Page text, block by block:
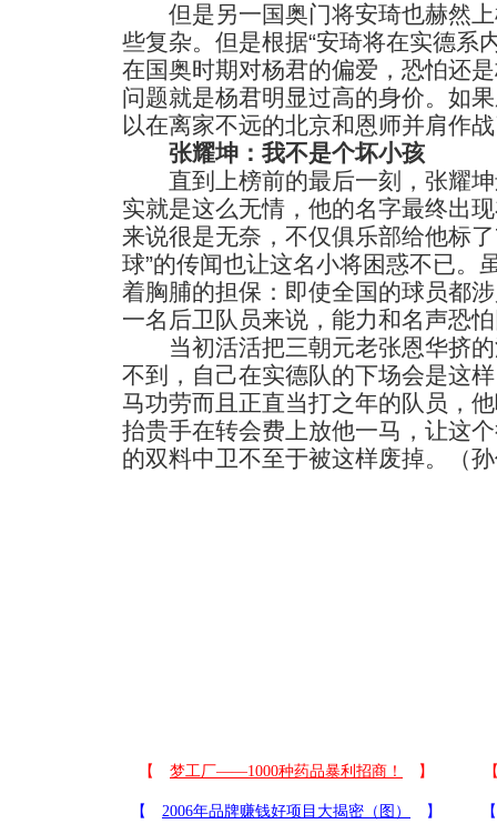
但是另一国奥门将安琦也赫然上
些复杂。但是根据“安琦将在实德系
在国奥时期对杨君的偏爱，恐怕还
问题就是杨君明显过高的身价。如
以在离家不远的北京和恩师并肩作
张耀坤：我不是个坏小孩
直到上榜前的最后一刻，张耀坤
实就是这么无情，他的名字最终出
来说很是无奈，不仅俱乐部给他标
球”的传闻也让这名小将困惑不已。
着胸脯的担保：即使全国的球员都
一名后卫队员来说，能力和名声恐
当初活活把三朝元老张恩华挤的
不到，自己在实德队的下场会是这
马功劳而且正直当打之年的队员，
抬贵手在转会费上放他一马，让这
的双料中卫不至于被这样废掉。（